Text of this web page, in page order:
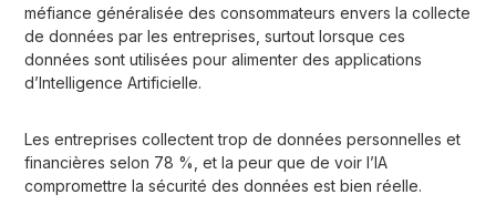
méfiance généralisée des consommateurs envers la collecte
de données par les entreprises, surtout lorsque ces
données sont utilisées pour alimenter des applications
d’Intelligence Artificielle.
Les entreprises collectent trop de données personnelles et
financières selon 78 %, et la peur que de voir l’IA
compromettre la sécurité des données est bien réelle.